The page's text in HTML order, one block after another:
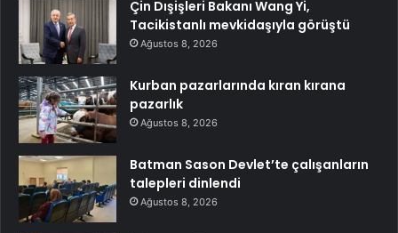
Çin Dışişleri Bakanı Wang Yi,
Tacikistanlı mevkidaşıyla görüştü
Ağustos 8, 2026
Kurban pazarlarında kıran kırana
pazarlık
Ağustos 8, 2026
Batman Sason Devlet’te çalışanların
talepleri dinlendi
Ağustos 8, 2026